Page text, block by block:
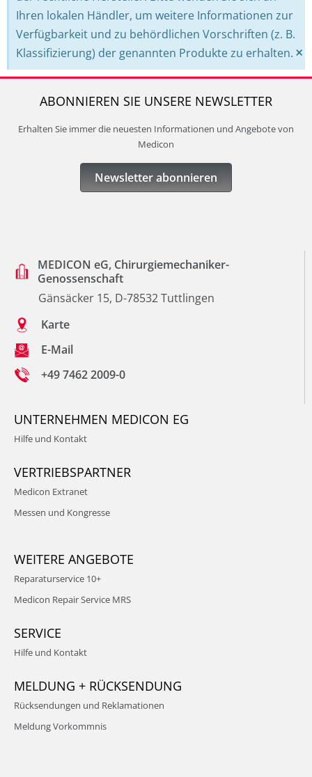
Ihren lokalen Händler, um weitere Informationen zur
Verfügbarkeit und zu behördlichen Vorschriften (z. B.
Klassifizierung) der genannten Produkte zu erhalten. ×
ABONNIEREN SIE UNSERE NEWSLETTER
Erhalten Sie immer die neuesten Informationen und Angebote von
Medicon
Newsletter abonnieren
MEDICON eG, Chirurgiemechaniker-
Genossenschaft
Gänsäcker 15, D-78532 Tuttlingen
Karte
E-Mail
+49 7462 2009-0
UNTERNEHMEN MEDICON EG
Hilfe und Kontakt
VERTRIEBSPARTNER
Medicon Extranet
Messen und Kongresse
WEITERE ANGEBOTE
Reparaturservice 10+
Medicon Repair Service MRS
SERVICE
Hilfe und Kontakt
MELDUNG + RÜCKSENDUNG
Rücksendungen und Reklamationen
Meldung Vorkommnis